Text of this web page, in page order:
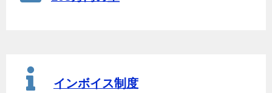
インボイス制度